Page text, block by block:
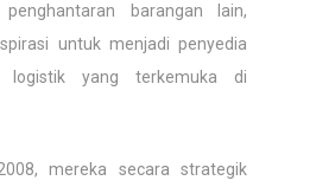
barangan lain,
untuk menjadi penyedia
logistik yang terkemuka di
mereka secara strategik